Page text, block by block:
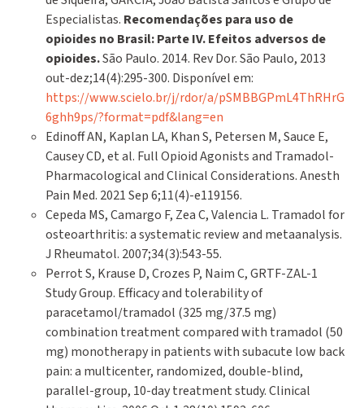
Especialistas. Recomendações para uso de
opioides no Brasil: Parte IV.Efeitos adversos de
opioides.São Paulo. 2014. Rev Dor. São Paulo, 2013
out-dez;14(4):295-300. Disponível em:
https://www.scielo.br/j/rdor/a/pSMBBGPmL4ThRHrG
6ghh9ps/?format=pdf&lang=en
Edinoff AN, Kaplan LA, Khan S, Petersen M, Sauce E,
Causey CD, et al. Full Opioid Agonists and Tramadol-
Pharmacological and Clinical Considerations. Anesth
Pain Med. 2021 Sep 6;11(4)-e119156.
Cepeda MS, Camargo F, Zea C, Valencia L. Tramadol for
osteoarthritis: a systematic review and metaanalysis.
J Rheumatol. 2007;34(3):543-55.
Perrot S, Krause D, Crozes P, Naim C, GRTF-ZAL-1
Study Group. Efficacy and tolerability of
paracetamol/tramadol (325 mg/37.5 mg)
combination treatment compared with tramadol (50
mg) monotherapy in patients with subacute low back
pain: a multicenter, randomized, double-blind,
parallel-group, 10-day treatment study. Clinical